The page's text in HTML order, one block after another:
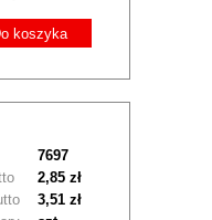
koszyka
7697
3,51 zł
2,85 zł